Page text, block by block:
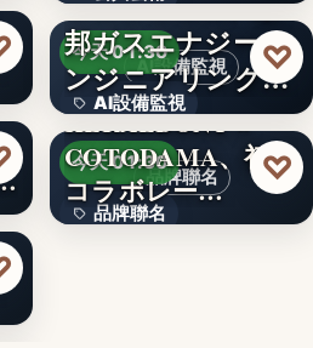
文字
AI設備監視
今天 01:30
AI設備監視
文字
邦ガスエナジーエ
ンジニアリングへ
の異常音…
♡
品牌聯名
今天 01:30
品牌聯名
HERALBONY ×
COTODAMA、初の
コラボレー…
♡